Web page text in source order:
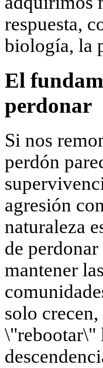
respuesta,
biología, la
El
perdonar
Si nos
perdón
agresión
naturaleza
de
mantener
solo
\"rebootar\"